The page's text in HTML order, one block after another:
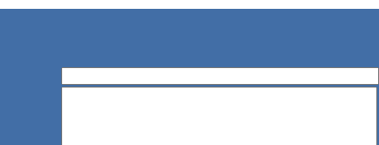
patrony a modlili jsme se - sestra především (ale nejenom) za svých šest
vůle. Prosili jsme i za nemocné při současné nákaze, za ty, kdo se o ně
pozůstalé, za představitele církve a představitele společnosti, kteří právě